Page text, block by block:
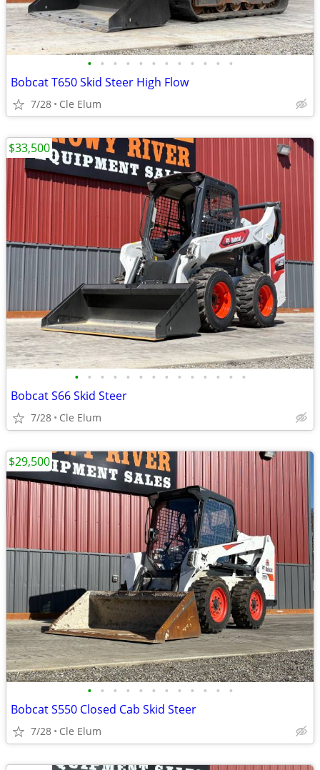
• • • • • • • • • • • •
Bobcat T650 Skid Steer High Flow
7/28 Cle Elum
• • • • • • • • • • • • • •
Bobcat S66 Skid Steer
7/28 Cle Elum
$33,500
• • • • • • • • • • • •
Bobcat S550 Closed Cab Skid Steer
7/28 Cle Elum
$29,500